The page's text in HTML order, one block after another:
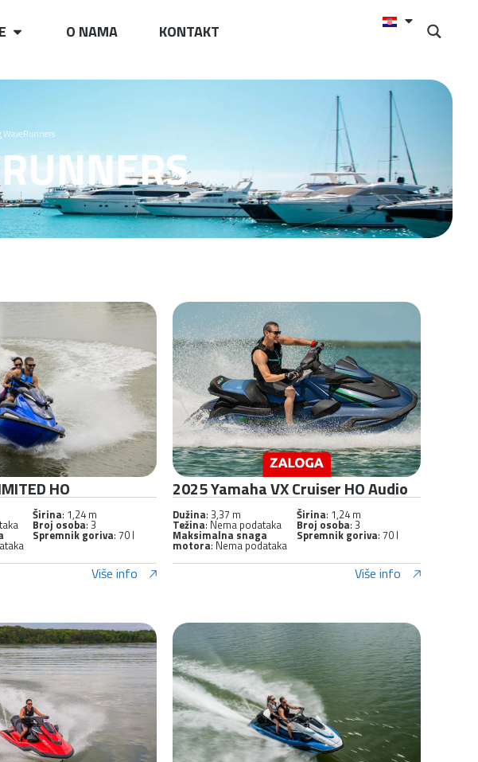
O NAMA KONTAKT
WaveRunners
HO
Širina: 1,24 m
Broj osoba: 3
Spremnik goriva: 70 l
Više info
2025 Yamaha VX Cruiser HO Audio
Dužina: 3,37 m Širina: 1,24 m
Težina: Nema podataka Broj osoba: 3
Maksimalna snaga
motora: Nema podataka
Spremnik goriva: 70 l
Više info